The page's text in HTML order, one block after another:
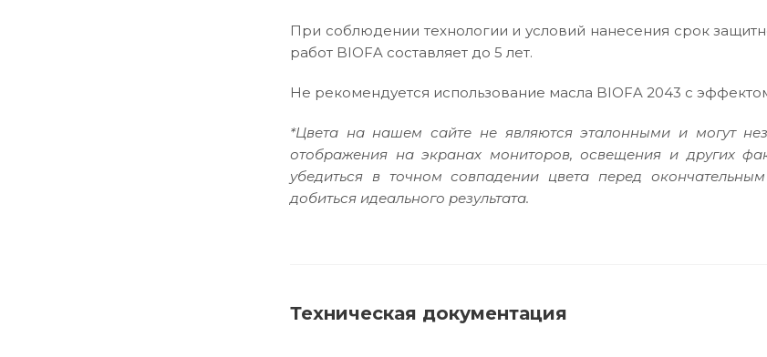
При соблюдении технологии и условий нанесения срок
работ BIOFA составляет до 5 лет.
Не рекомендуется использование масла BIOFA 2043 с
*Цвета на нашем сайте не являются эталонными и могут
отображения на экранах мониторов, освещения и других
убедиться в точном совпадении цвета перед
добиться идеального результата.
Техническая документация